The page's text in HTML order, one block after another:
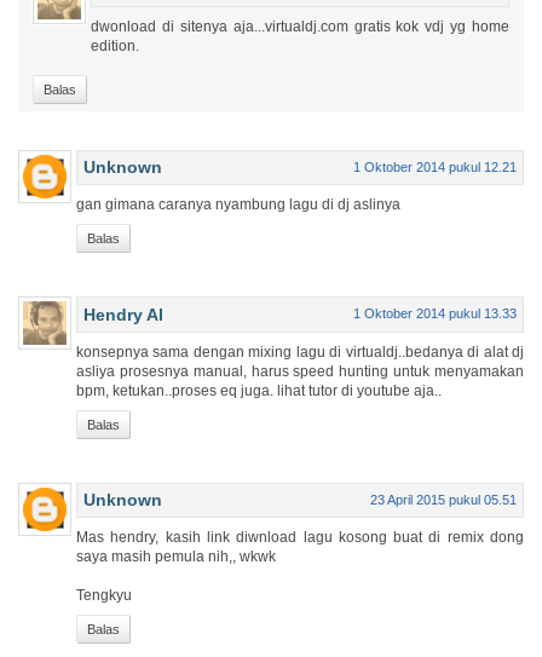
dwonload di sitenya aja...virtualdj.com gratis kok vdj yg home
edition.
Balas
Unknown 1 Oktober 2014 pukul 12.21
gan gimana caranya nyambung lagu di dj aslinya
Balas
Hendry Al 1 Oktober 2014 pukul 13.33
konsepnya sama dengan mixing lagu di virtualdj..bedanya di alat dj
asliya prosesnya manual, harus speed hunting untuk menyamakan
bpm, ketukan..proses eq juga. lihat tutor di youtube aja..
Balas
Unknown 23 April 2015 pukul 05.51
Mas hendry, kasih link diwnload lagu kosong buat di remix dong
saya masih pemula nih,, wkwk
Tengkyu
Balas